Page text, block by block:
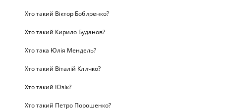
Хто такий Віктор Бобиренко?
Хто такий Кирило Буданов?
Хто така Юлія Мендель?
Хто такий Віталій Кличко?
Хто такий Юзік?
Хто такий Петро Порошенко?